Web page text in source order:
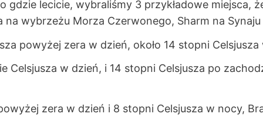
lecicie, wybraliśmy 3 przykładowe miejsca,
wybrzeżu Morza Czerwonego, Sharm na Synaju
powyżej zera w dzień, około 14 stopni
Celsjusza w dzień, i 14 stopni Celsjusza po
zera w dzień i 8 stopni Celsjusza w nocy,